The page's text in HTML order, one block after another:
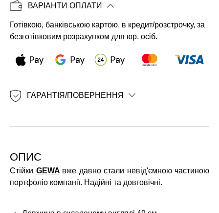
Копіювати
ВАРІАНТИ ОПЛАТИ
Готівкою, банківською картою, в кредит/розстрочку, за
безготівковим розрахунком для юр. осіб.
ГАРАНТІЯ/ПОВЕРНЕННЯ
ОПИС
Стійки GEWA вже давно стали невід'ємною частиною
портфоліо компанії. Надійні та довговічні.